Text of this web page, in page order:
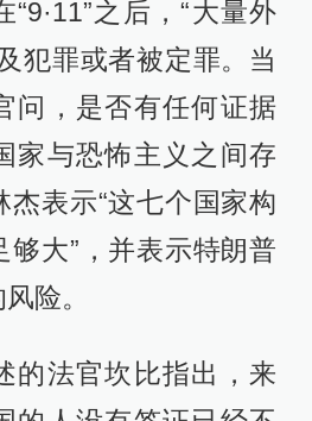
之后，“大量外
犯罪或者被定罪。当
问，是否有任何证据
家与恐怖主义之间存
杰表示“这七个国家构
够大”，并表示特朗普
险。
的法官坎比指出，来